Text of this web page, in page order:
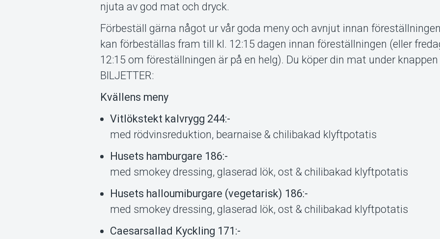
njuta av god mat och dryck.
Förbeställ gärna något ur vår goda meny och avnjut innan
kan förbeställas fram till kl. 12:15 dagen innan föreställningen (eller
12:15 om föreställningen är på en helg). Du köper din mat under knappen
BILJETTER:
Kvällens meny
Vitlökstekt kalvrygg 244:-
med rödvinsreduktion, bearnaise & chilibakad klyftpotatis
Husets hamburgare 186:-
med smokey dressing, glaserad lök, ost & chilibakad klyftpotatis
Husets halloumiburgare (vegetarisk) 186:-
med smokey dressing, glaserad lök, ost & chilibakad klyftpotatis
Caesarsallad Kyckling 171:-